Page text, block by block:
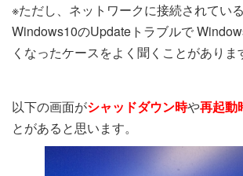
※ただし、ネットワークに接続されてい
Windows10のUpdateトラブルで
くなったケースをよく聞くことがありま
以下の画面がシャッドダウン時や再起動
とがあると思います。